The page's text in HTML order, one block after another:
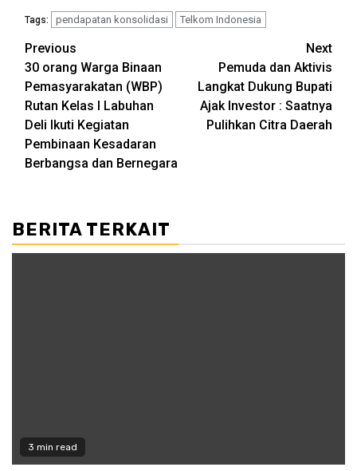
Tags: pendapatan konsolidasi Telkom Indonesia
Post
navigation
Previous
30 orang Warga Binaan
Pemasyarakatan (WBP)
Rutan Kelas I Labuhan
Deli Ikuti Kegiatan
Pembinaan Kesadaran
Berbangsa dan Bernegara
Next
Pemuda dan Aktivis
Langkat Dukung Bupati
Ajak Investor : Saatnya
Pulihkan Citra Daerah
BERITA TERKAIT
3 min read